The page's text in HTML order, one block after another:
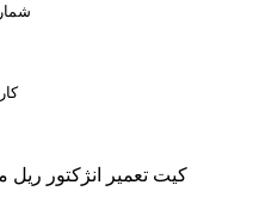
شماره